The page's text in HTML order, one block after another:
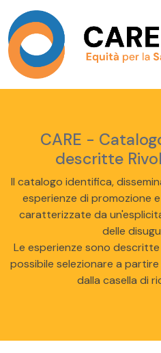
CARE -
descritte
Il catalogo identifica,
esperienze di promozione
caratterizzate da
delle
Le esperienze sono
possibile selezionare a
dalla casella di